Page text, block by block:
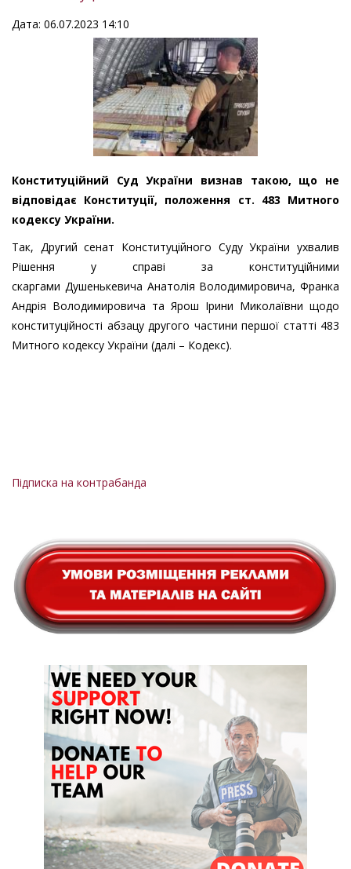
Дата: 06.07.2023 14:10
Конституційний Суд України визнав такою, що не
відповідає Конституції, положення ст. 483 Митного
кодексу України.
Так, Другий сенат Конституційного Суду України ухвалив
Рішення у справі за конституційними
скаргами Душенькевича Анатолія Володимировича, Франка
Андрія Володимировича та Ярош Ірини Миколаївни щодо
конституційності абзацу другого частини першої статті 483
Митного кодексу України (далі – Кодекс).
Підписка на контрабанда